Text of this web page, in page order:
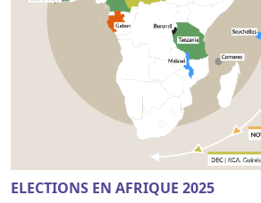
ELECTIONS EN AFRIQUE 2025